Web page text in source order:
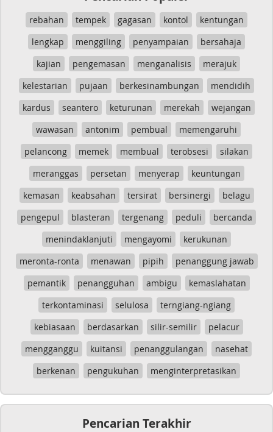
rebahan tempek gagasan kontol
kentungan
lengkap
menggiling penyampaian
bersahaja
kajian
pengemasan menganalisis
merajuk
kelestarian
pujaan berkesinambungan
mendidih
kardus
seantero keturunan merekah
wejangan
wawasan
antonim pembual
memengaruhi
pelancong
memek membual terobsesi
silakan
meranggas
persetan menyerap
keuntungan
kemasan
keabsahan tersirat bersinergi
belagu
pengepul
blasteran tergenang peduli
bercanda
menindaklanjuti
mengayomi
kerukunan
meronta-ronta
menawan pipih
penanggung jawab
pemantik
penangguhan ambigu
kemaslahatan
terkontaminasi
selulosa
terngiang-ngiang
kebiasaan
berdasarkan silir-semilir
pelacur
mengganggu
kuitansi penanggulangan
nasehat
berkenan
pengukuhan menginterpretasikan
Pencarian Terakhir